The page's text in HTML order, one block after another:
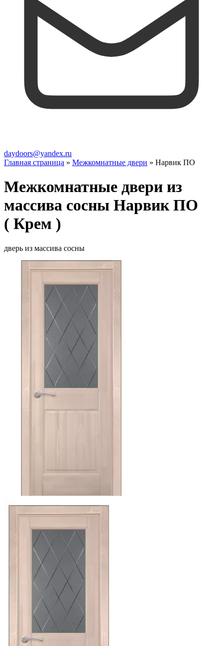
daydoors@yandex.ru
Главная страница » Межкомнатные двери » Нарвик ПО
Межкомнатные двери из
массива сосны Нарвик ПО
( Крем )
дверь из массива сосны